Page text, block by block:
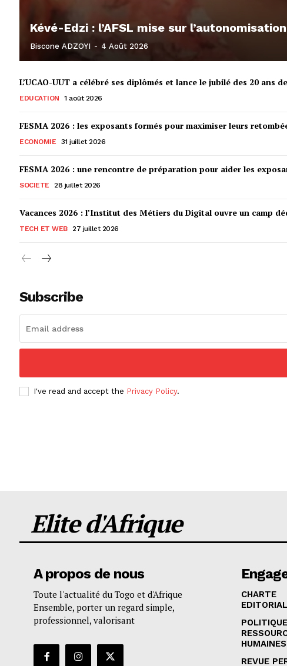
Kévé-Edzi : l’AFSL mise sur
Biscone ADZOYI - 4 Août 2026
L’UCAO-UUT a célébré ses diplômés et lance le jubilé des 20 ans
EDUCATION 1 août 2026
FESMA 2026 : les exposants formés pour maximiser leurs
ECONOMIE 31 juillet 2026
FESMA 2026 : une rencontre de préparation pour aider les
SOCIETE 28 juillet 2026
Vacances 2026 : l’Institut des Métiers du Digital ouvre un camp
TECH ET WEB 27 juillet 2026
Subscribe
I've read and accept the Privacy Policy.
Elite d'Afrique
A propos de nous
Toute l'actualité du Togo et d'Afrique
Ensemble, porter un regard simple,
professionnel, valorisant
CHARTE
POLITIQUE
HUMAINES
REVUE